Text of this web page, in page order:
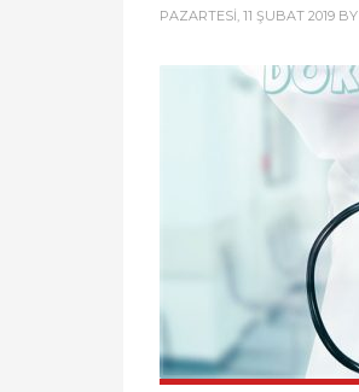
PAZARTESI, 11 ŞUBAT 2019 BY